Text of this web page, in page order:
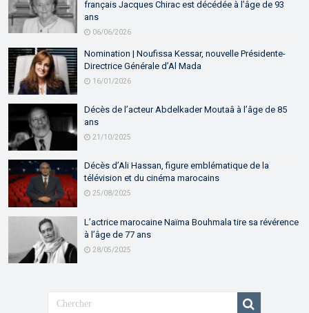
français Jacques Chirac est décédée à l’âge de 93
ans
06/06/2026
Nomination | Noufissa Kessar, nouvelle Présidente-
Directrice Générale d’Al Mada
16/01/2026
Décès de l’acteur Abdelkader Moutaâ à l’âge de 85
ans
21/10/2025
Décès d’Ali Hassan, figure emblématique de la
télévision et du cinéma marocains
25/08/2025
L’actrice marocaine Naïma Bouhmala tire sa révérence
à l’âge de 77 ans
28/05/2025